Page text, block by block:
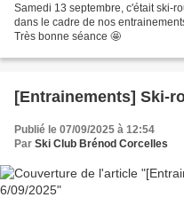
Samedi 13 septembre, c'était ski-
dans le cadre de nos
Très bonne séance 🤩
[Entrainements] Ski-
Publié le 07/09/2025 à 12:54
Par Ski Club Brénod Corcelles